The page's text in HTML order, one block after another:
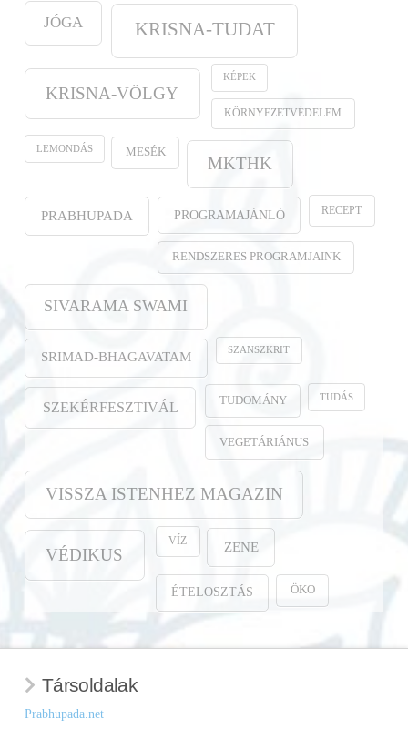
JÓGA KRISNA-TUDAT
KRISNA-VÖLGY
KÉPEK
KÖRNYEZETVÉDELEM
LEMONDÁS MESÉK
MKTHK
PRABHUPADA PROGRAMAJÁNLÓ RECEPT
RENDSZERES PROGRAMJAINK
SIVARAMA SWAMI
SRIMAD-BHAGAVATAM SZANSZKRIT
SZEKÉRFESZTIVÁL TUDOMÁNY TUDÁS
VEGETÁRIÁNUS
VISSZA ISTENHEZ MAGAZIN
VÉDIKUS
VÍZ ZENE
ÉTELOSZTÁS ÖKO
Társoldalak
Prabhupada.net